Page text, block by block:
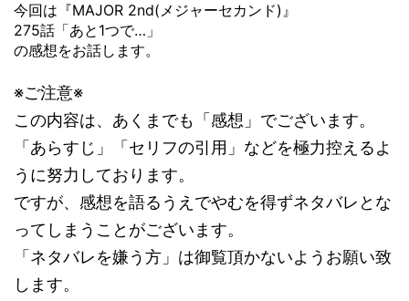
今回は『MAJOR 2nd(メジャーセカンド)』
275話「あと1つで…」
の感想をお話します。
※ご注意※
この内容は、あくまでも「感想」でございます。
「あらすじ」「セリフの引用」などを極力控えるよ
うに努力しております。
ですが、感想を語るうえでやむを得ずネタバレとな
ってしまうことがございます。
「ネタバレを嫌う方」は御覧頂かないようお願い致
します。